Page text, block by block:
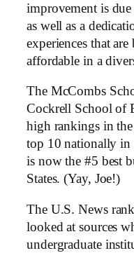
improvement is due
as well as a
experiences that
affordable in a
The McCombs
Cockrell School of
high rankings in
top 10 nationally in
is now the #5 best
States. (Yay, Joe!)
The U.S. News
looked at sources
undergraduate